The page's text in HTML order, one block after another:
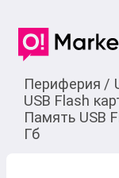
Периферия /
USB Flash
Память USB
Гб